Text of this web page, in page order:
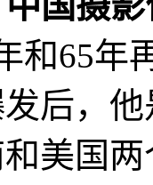
和65年
后，
美国